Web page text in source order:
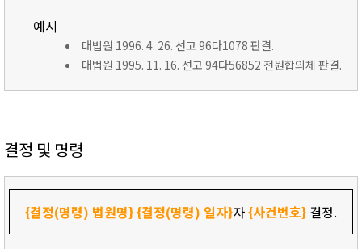
예시
대법원 1996. 4. 26. 선고 96다1078 판결.
대법원 1995. 11. 16. 선고 94다56852 전원합의체 판결.
결정 및 명령
{결정(명령) 법원명}{결정(명령) 일자}자{사건번호} 결정.